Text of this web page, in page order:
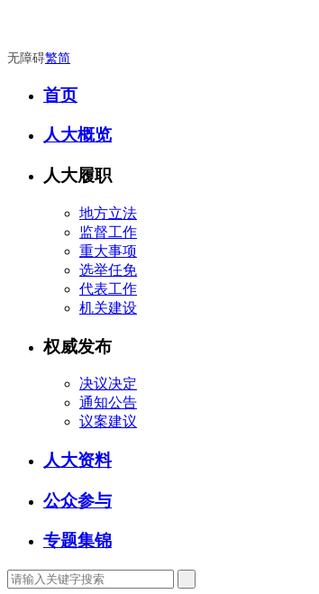
无障碍繁简
首页
人大概览
人大履职
地方立法
监督工作
重大事项
选举任免
代表工作
机关建设
权威发布
决议决定
通知公告
议案建议
人大资料
公众参与
专题集锦